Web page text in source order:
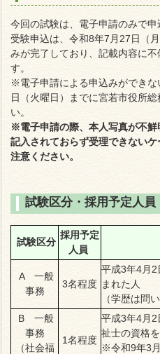
今回の試験は、電子申請のみで申
受験申込は、令和8年7月27日（
みが完了しており、記載内容に
す。
※電子申請による申込みができ
日（火曜日）までに宮若市役所
い。
※電子申請の際、本人写真が不
記入されておらず受理できない
注意ください。
試験区分・採用予定人員
試験区分
採用予定
人員
A 一般
事務
3名程度
平成3年4月2
まれた人
（学歴は問
B 一般
事務
（社会福
1名程度
平成3年4月
祉士の資格
※令和9年3